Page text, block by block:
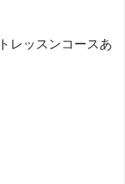
レッスンコースあ